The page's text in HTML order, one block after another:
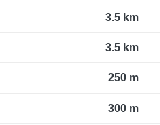
3.5 km
3.5 km
250 m
300 m